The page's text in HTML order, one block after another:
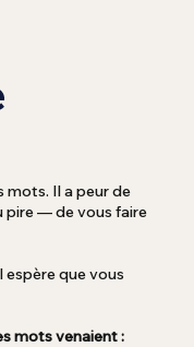
mots. Il a peur de
pire — de vous faire
espère que vous
mots venaient :